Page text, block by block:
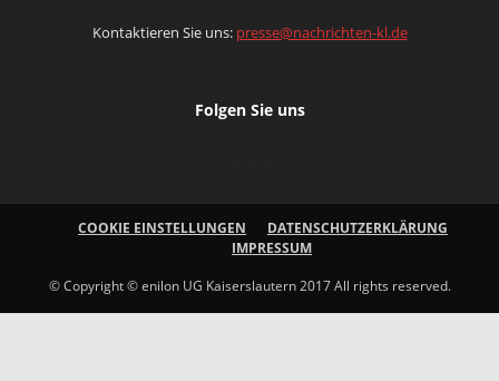
Kontaktieren Sie uns: presse@nachrichten-kl.de
Folgen Sie uns
COOKIE EINSTELLUNGEN
DATENSCHUTZERKLÄRUNG
IMPRESSUM
© Copyright © enilon UG Kaiserslautern 2017 All rights reserved.